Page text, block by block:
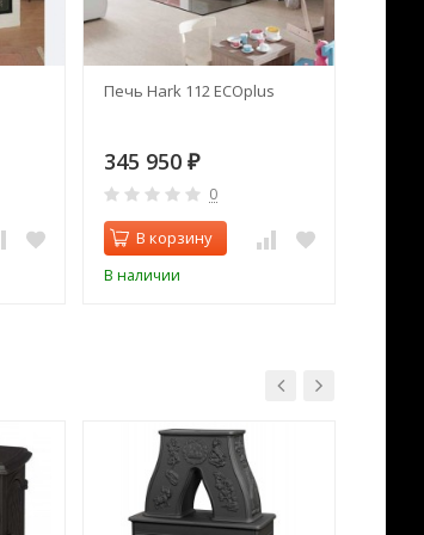
Печь Hark 112 ECOplus
345 950 ₽
0
В корзину
В наличии